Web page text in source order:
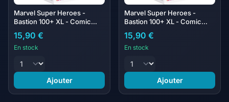
Marvel Super Heroes -
Bastion 100+ XL - Comic
15,90 €
En stock
Ajouter
Marvel Super Heroes -
Bastion 100+ XL - Comic
15,90 €
En stock
Ajouter